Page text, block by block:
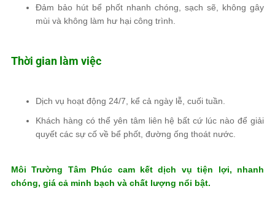
Đảm bảo hút bể phốt nhanh chóng, sạch sẽ, không gây
mùi và không làm hư hại công trình.
Thời gian làm việc
Dịch vụ hoạt động 24/7, kể cả ngày lễ, cuối tuần.
Khách hàng có thể yên tâm liên hệ bất cứ lúc nào để giải
quyết các sự cố về bể phốt, đường ống thoát nước.
Môi Trường Tâm Phúc cam kết dịch vụ tiện lợi, nhanh
chóng, giá cả minh bạch và chất lượng nổi bật.